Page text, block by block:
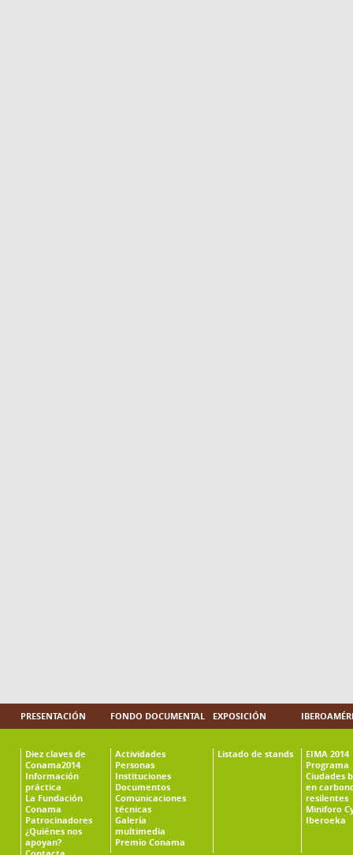
PRESENTACIÓN
Diez claves de
Conama2014
Información
práctica
La Fundación
Conama
Patrocinadores
¿Quiénes nos
apoyan?
FONDO DOCUMENTAL
Actividades
Personas
Instituciones
Documentos
Comunicaciones
técnicas
Galería
multimedia
Premio Conama
EXPOSICIÓN
Listado de stands
EIMA 2014
Programa
Ciudades
en
resilentes
Miniforo
Iberoeka